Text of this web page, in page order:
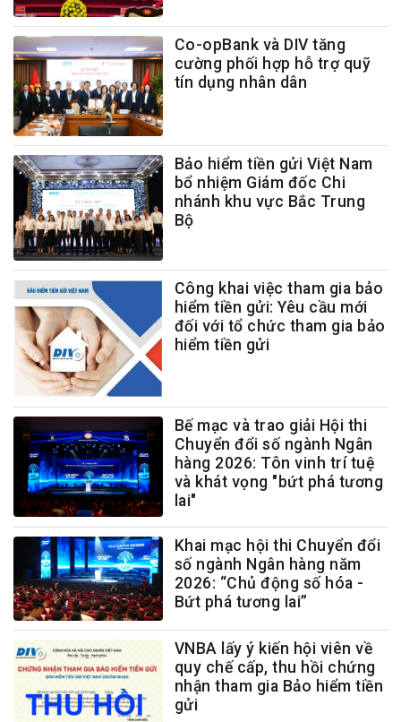
Co-opBank và DIV tăng
cường phối hợp hỗ trợ quỹ
tín dụng nhân dân
Bảo hiểm tiền gửi Việt Nam
bổ nhiệm Giám đốc Chi
nhánh khu vực Bắc Trung
Bộ
Công khai việc tham gia bảo
hiểm tiền gửi: Yêu cầu mới
đối với tổ chức tham gia bảo
hiểm tiền gửi
Bế mạc và trao giải Hội thi
Chuyển đổi số ngành Ngân
hàng 2026: Tôn vinh trí tuệ
và khát vọng "bứt phá tương
lai"
Khai mạc hội thi Chuyển đổi
số ngành Ngân hàng năm
2026: “Chủ động số hóa -
Bứt phá tương lai”
VNBA lấy ý kiến hội viên về
quy chế cấp, thu hồi chứng
nhận tham gia Bảo hiểm tiền
gửi